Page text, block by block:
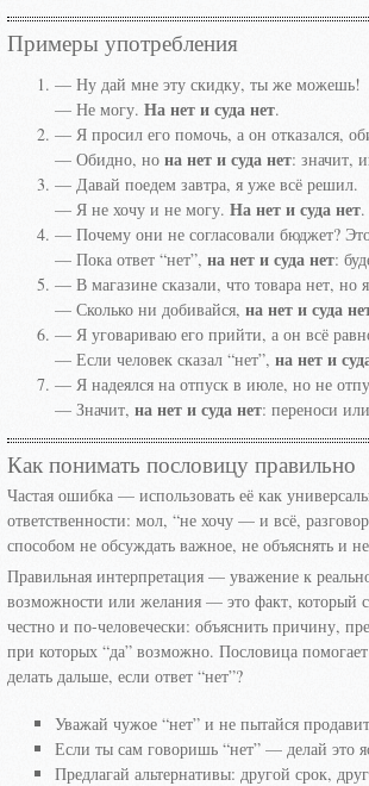
Примеры употребления
— Ну дай мне эту скидку, ты же можешь!
— Не могу. На нет и суда нет.
— Я просил его помочь, а он отказался,
— Обидно, но на нет и суда нет: значит,
— Давай поедем завтра, я уже всё решил.
— Я не хочу и не могу. На нет и суда нет.
— Почему они не согласовали бюджет?
— Пока ответ “нет”, на нет и суда нет:
— В магазине сказали, что товара нет, но
— Сколько ни добивайся, на нет и суда
— Я уговариваю его прийти, а он всё
— Если человек сказал “нет”, на нет и
— Я надеялся на отпуск в июле, но не
— Значит, на нет и суда нет: переноси
Как понимать пословицу правильно
Частая ошибка — использовать её как
ответственности: мол, “не хочу — и всё,
способом не обсуждать важное, не объяснять и
Правильная интерпретация — уважение к
возможности или желания — это факт, который
честно и по-человечески: объяснить причину,
при которых “да” возможно. Пословица
делать дальше, если ответ “нет”?
Уважай чужое “нет” и не пытайся
Если ты сам говоришь “нет” — делай это
Предлагай альтернативы: другой срок,